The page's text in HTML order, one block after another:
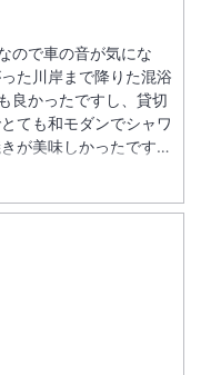
ので車の音が気にな
た川岸まで降りた混浴
良かったですし、貸切
ても和モダンでシャワ
が美味しかったです。
バイキングも最高でし
した。